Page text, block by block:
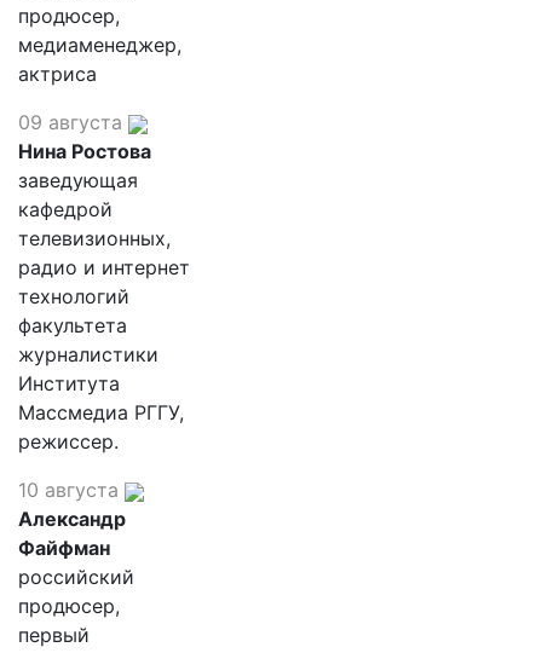
продюсер,
медиаменеджер,
актриса
09 августа
Нина Ростова
заведующая
кафедрой
телевизионных,
радио и интернет
технологий
факультета
журналистики
Института
Массмедиа РГГУ,
режиссер.
10 августа
Александр
Файфман
российский
продюсер,
первый